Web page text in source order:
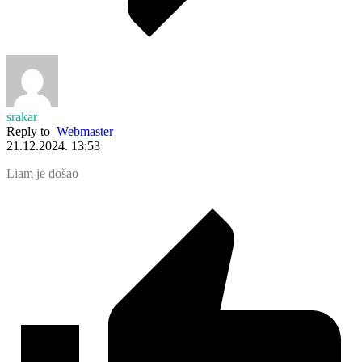
srakar
Reply to Webmaster
21.12.2024. 13:53
Liam je došao